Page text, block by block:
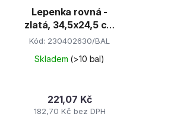
Lepenka rovná -
zlatá, 34,5x24,5 cm
(E-Welle)
Kód: 230402630/BAL
Skladem (>10 bal)
182,70 Kč bez DPH
221,07 Kč